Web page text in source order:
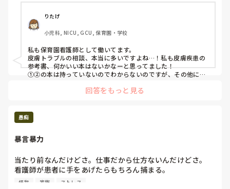
尚且つ保護者、保育士さんへの説明、指導つきの本でおすす
めはあるでしょうか？
検索していると
①「診療所で診る子どもの皮膚疾患」
②「よくみる子供の皮膚疾患」がおすすめででてきますが
どちらがおすすめでしょうか？
またその他あったら知りたいです
りたげ
小児科, NICU, GCU, 保育園・学校
私も保育園看護師として働いてます。
皮膚トラブルの相談、本当に多いですよね…！私も皮膚疾患の
参考書、何かいい本はないかなーと思ってました！
①②の本は持っていないのでわからないのですが、その他に
て、分かりやすいそうですよ！
回答をもっと見る
愚痴
暴言暴力
当たり前なんだけどさ。仕事だから仕方ないんだけどさ。
看護師が患者に手をあげたらもちろん捕まる。
なのに、患者が看護師に手をあげても捕まらないのよ。
怪我 家族 ストレス